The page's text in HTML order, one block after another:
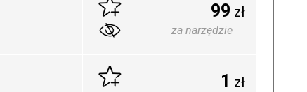
99 zł
za narzędzie
1 zł